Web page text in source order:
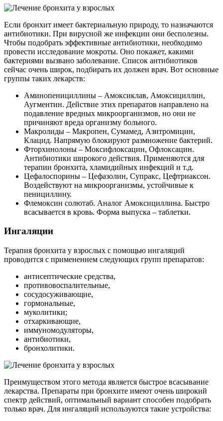
Если бронхит имеет бактериальную природу, то назначаются
антибиотики. При вирусной же инфекции они бесполезны.
Чтобы подобрать эффективные антибиотики, необходимо
провести исследование мокроты. Оно покажет, какими
бактериями вызвано заболевание. Список антибиотиков
сейчас очень широк, подбирать их должен врач. Вот основные
группы таких лекарств:
Аминопенициллины – Амоксиклав, Амоксициллин,
Аугментин. Действие этих препаратов направлено на
подавление вредных микроорганизмов, но они не
причиняют вреда организму больного.
Макролиды – Макропен, Сумамед, Азитромицин,
Клацид. Напрямую блокируют размножение бактерий.
Фторхинолоны – Моксифлоксацин, Офлоксацин.
Антибиотики широкого действия. Применяются для
терапии бронхита, хламидийных инфекций и т.д.
Цефалоспорины – Цефазолин, Супракс, Цефтриаксон.
Воздействуют на микроорганизмы, устойчивые к
пенициллину.
Флемоксин солютаб. Аналог Амоксициллина. Быстро
всасывается в кровь. Форма выпуска – таблетки.
Ингаляции
Терапия бронхита у взрослых с помощью ингаляций
проводится с применением следующих групп препаратов:
антисептические средства,
противовоспалительные,
сосудосуживающие,
гормональные,
муколитики;
отхаркивающие,
иммуномодуляторы,
антибиотики,
бронхолитики.
Преимуществом этого метода является быстрое всасывание
лекарства. Препараты при бронхите имеют очень широкий
спектр действий, оптимальный вариант способен подобрать
только врач. Для ингаляций используются такие устройства: